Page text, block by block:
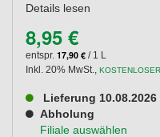
Details lesen
8,95 €
entspr. 17,90 € / 1 L
Inkl. 20% MwSt.
Lieferung 10.08.2026
Abholung
Filiale auswählen